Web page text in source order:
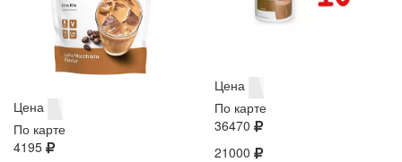
Цена
По карте
4195
Цена
По карте
36470
21000